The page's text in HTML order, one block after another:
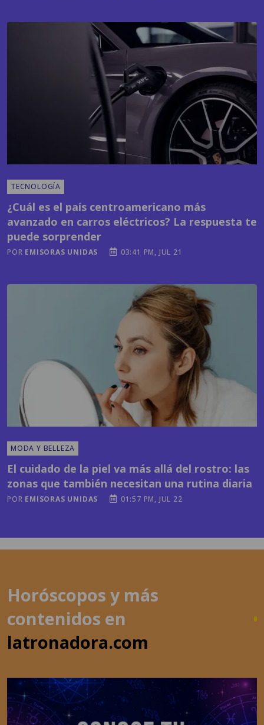
avanzado en carros eléctricos? La respuesta te
puede sorprender
EMISORAS UNIDAS 03:41 PM, JUL 21
MODA Y BELLEZA
zonas que también necesitan una rutina diaria
POR EMISORAS UNIDAS 01:57 PM, JUL 22
contenidos en
latronadora.com